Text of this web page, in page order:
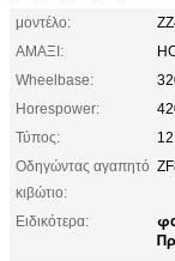
μοντέλο:
ΑΜΑΞΙ:
Wheelbase:
Horespower:
Τύπος:
Οδηγώντας αγαπητό
κιβώτιο:
Ειδικότερα: